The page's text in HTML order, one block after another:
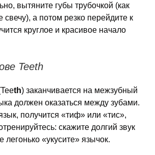
вытяните губы трубочкой (как
свечу), а потом резко перейдите к
круглое и красивое начало
Teeth
th) заканчивается на межзубный
должен оказаться между зубами.
получится «тиф» или «тис»,
скажите долгий звук
легонько «укусите» язычок.